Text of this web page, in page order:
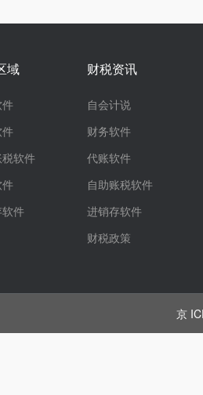
域
软件
件
财税资讯
自会计说
财务软件
代账软件
自助账税软件
进销存软件
财税政策
京